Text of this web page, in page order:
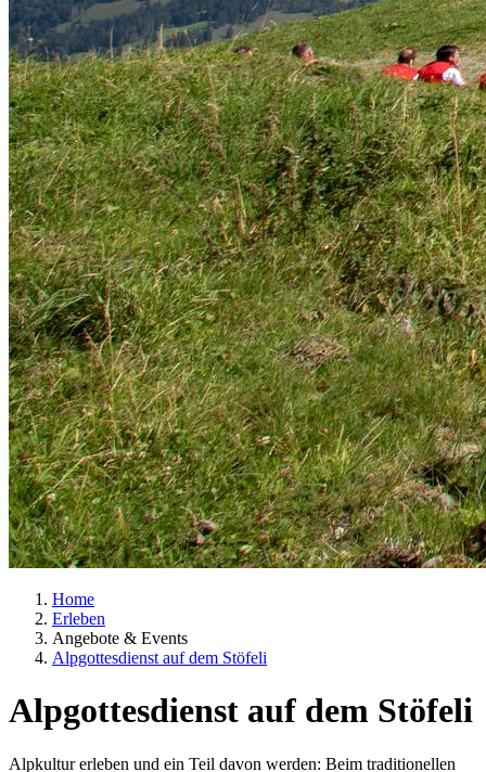
Home
Erleben
Angebote & Events
Alpgottesdienst auf dem Stöfeli
Alpgottesdienst auf dem Stöfeli
Alpkultur erleben und ein Teil davon werden: Beim traditionellen